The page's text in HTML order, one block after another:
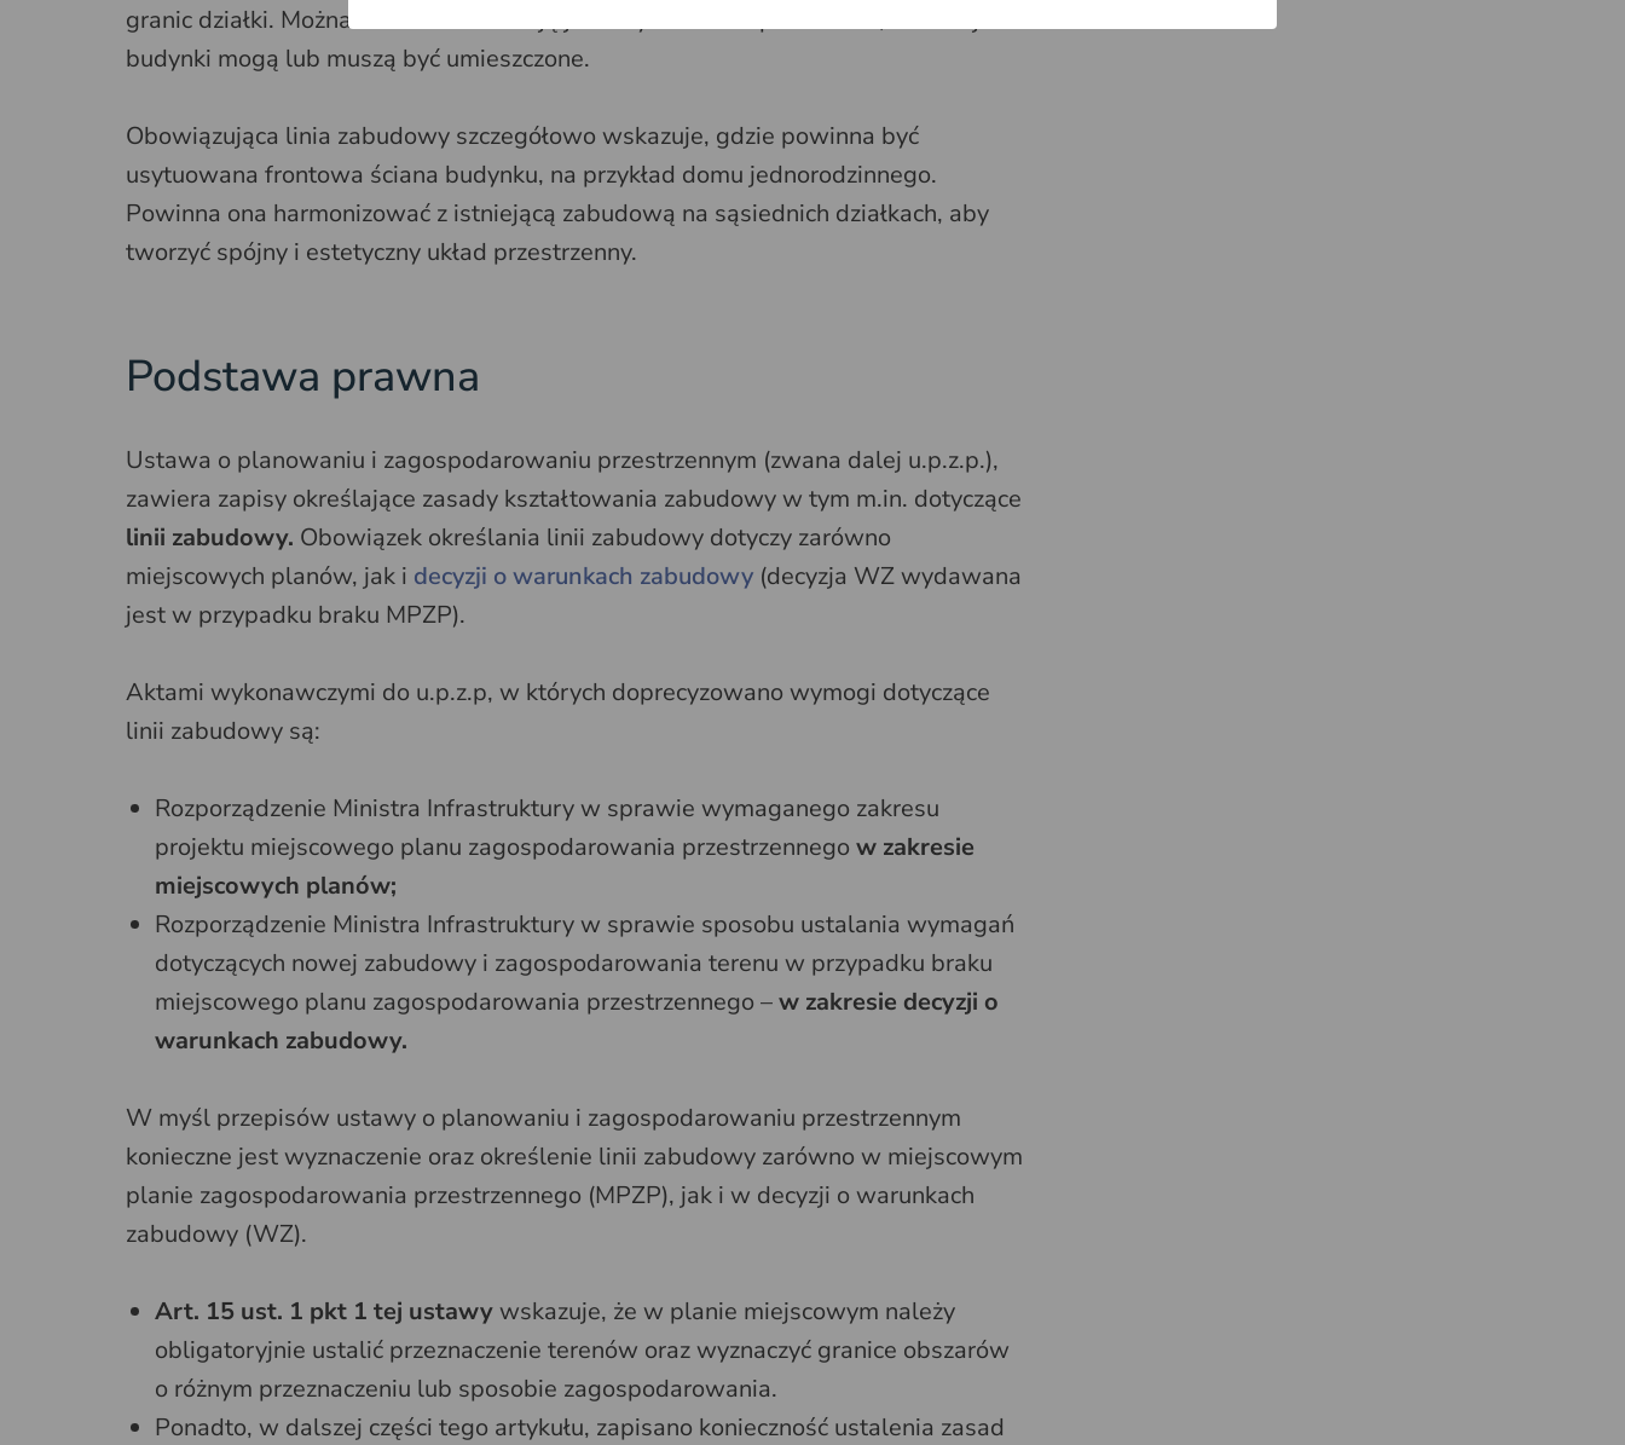
granic działki. Można również określić ją jako wyznaczenie przestrzeni, w której
budynki mogą lub muszą być umieszczone.
Obowiązująca linia zabudowy szczegółowo wskazuje, gdzie powinna być
usytuowana frontowa ściana budynku, na przykład domu jednorodzinnego.
Powinna ona harmonizować z istniejącą zabudową na sąsiednich działkach, aby
tworzyć spójny i estetyczny układ przestrzenny.
Podstawa prawna
Ustawa o planowaniu i zagospodarowaniu przestrzennym (zwana dalej u.p.z.p.),
zawiera zapisy określające zasady kształtowania zabudowy w tym m.in. dotyczące
linii zabudowy. Obowiązek określania linii zabudowy dotyczy zarówno
miejscowych planów, jak i decyzji o warunkach zabudowy (decyzja WZ wydawana
jest w przypadku braku MPZP).
Aktami wykonawczymi do u.p.z.p, w których doprecyzowano wymogi dotyczące
linii zabudowy są:
Rozporządzenie Ministra Infrastruktury w sprawie wymaganego zakresu
projektu miejscowego planu zagospodarowania przestrzennego w zakresie
miejscowych planów;
Rozporządzenie Ministra Infrastruktury w sprawie sposobu ustalania wymagań
dotyczących nowej zabudowy i zagospodarowania terenu w przypadku braku
miejscowego planu zagospodarowania przestrzennego –w zakresie decyzji o
warunkach zabudowy.
W myśl przepisów ustawy o planowaniu i zagospodarowaniu przestrzennym
konieczne jest wyznaczenie oraz określenie linii zabudowy zarówno w miejscowym
planie zagospodarowania przestrzennego (MPZP), jak i w decyzji o warunkach
zabudowy (WZ).
Art. 15 ust. 1 pkt 1 tej ustawywskazuje, że w planie miejscowym należy
obligatoryjnie ustalić przeznaczenie terenów oraz wyznaczyć granice obszarów
o różnym przeznaczeniu lub sposobie zagospodarowania.
Ponadto, w dalszej części tego artykułu, zapisano konieczność ustalenia zasad